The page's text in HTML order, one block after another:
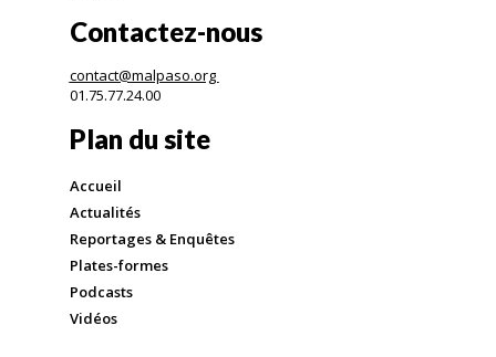
Contactez-nous
contact@malpaso.org
01.75.77.24.00
Plan du site
Accueil
Actualités
Reportages & Enquêtes
Plates-formes
Podcasts
Vidéos